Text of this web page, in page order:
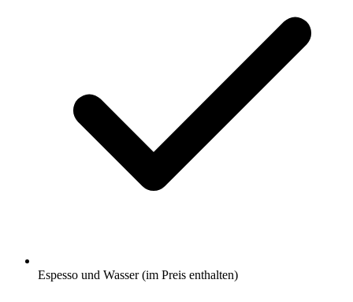
Espesso und Wasser (im Preis enthalten)